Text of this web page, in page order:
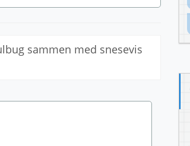
sammen med snesevis